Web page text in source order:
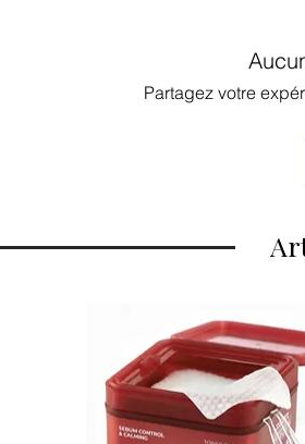
Partagez votre